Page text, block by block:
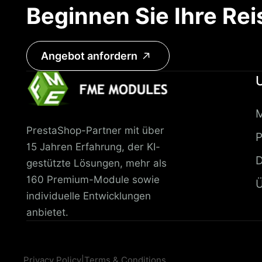
Beginnen Sie Ihre
Angebot anfordern
PrestaShop-Partner mit über
15 Jahren Erfahrung, der KI-
gestützte Lösungen, mehr als
160 Premium-Module sowie
individuelle Entwicklungen
anbietet.